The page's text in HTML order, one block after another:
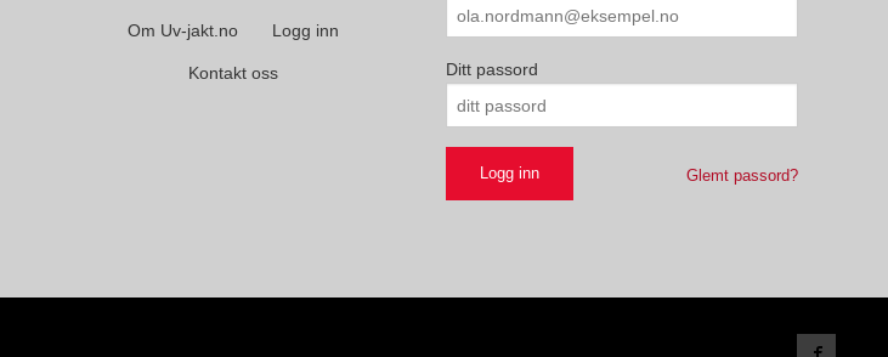
Om Uv-jakt.no Logg inn
Kontakt oss Ditt passord
Glemt passord?